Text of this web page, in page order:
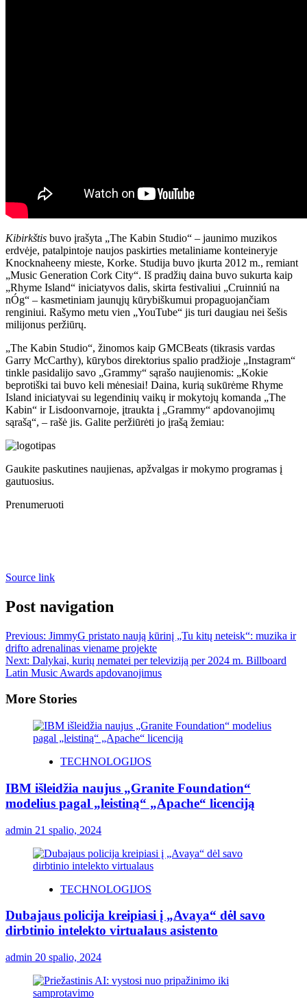
Kibirkštis buvo įrašyta „The Kabin Studio“ – jaunimo muzikos
erdvėje, patalpintoje naujos paskirties metaliniame konteineryje
Knocknaheeny mieste, Korke. Studija buvo įkurta 2012 m., remiant
„Music Generation Cork City“. Iš pradžių daina buvo sukurta kaip
„Rhyme Island“ iniciatyvos dalis, skirta festivaliui „Cruinniú na
nÓg“ – kasmetiniam jaunųjų kūrybiškumui propaguojančiam
renginiui. Rašymo metu vien „YouTube“ jis turi daugiau nei šešis
milijonus peržiūrų.
„The Kabin Studio“, žinomos kaip GMCBeats (tikrasis vardas
Garry McCarthy), kūrybos direktorius spalio pradžioje „Instagram“
tinkle pasidalijo savo „Grammy“ sąrašo naujienomis: „Kokie
beprotiški tai buvo keli mėnesiai! Daina, kurią sukūrėme Rhyme
Island iniciatyvai su legendinių vaikų ir mokytojų komanda „The
Kabin“ ir Lisdoonvarnoje, įtraukta į „Grammy“ apdovanojimų
sąrašą“, – rašė jis. Galite peržiūrėti jo įrašą žemiau:
Gaukite paskutines naujienas, apžvalgas ir mokymo programas į
gautuosius.
Prenumeruoti
Source link
Post navigation
Previous: JimmyG pristato naują kūrinį „Tu kitų neteisk“: muzika ir
drifto adrenalinas viename projekte
Next: Dalykai, kurių nematei per televiziją per 2024 m. Billboard
Latin Music Awards apdovanojimus
More Stories
TECHNOLOGIJOS
IBM išleidžia naujus „Granite Foundation“
modelius pagal „leistiną“ „Apache“ licenciją
admin 21 spalio, 2024
TECHNOLOGIJOS
Dubajaus policija kreipiasi į „Avaya“ dėl savo
dirbtinio intelekto virtualaus asistento
admin 20 spalio, 2024